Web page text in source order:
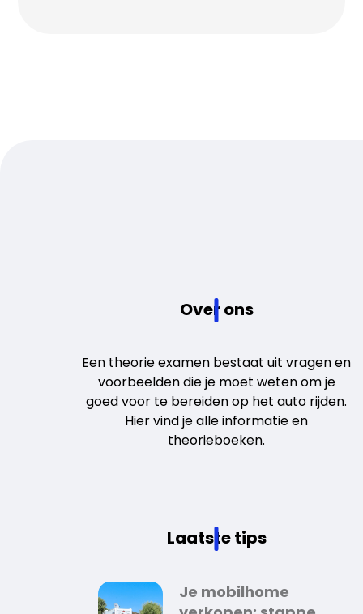
Over ons
Een theorie examen bestaat uit vragen en
voorbeelden die je moet weten om je
goed voor te bereiden op het auto rijden.
Hier vind je alle informatie en
theorieboeken.
Laatste tips
Je mobilhome